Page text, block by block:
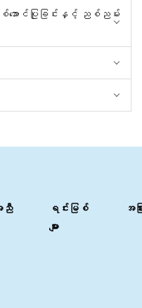
အောင်ပြုခြင်းနှင့် ညစ်ညမ်း
ညီ
ရင်းမြစ်
များ
အခြ